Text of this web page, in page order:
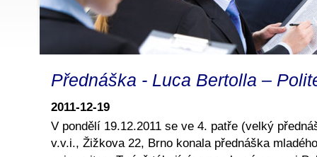
Přednáška - Luca Bertolla –
2011-12-19
V pondělí 19.12.2011 se ve 4. patře (velký
v.v.i., Žižkova 22, Brno konala přednáška